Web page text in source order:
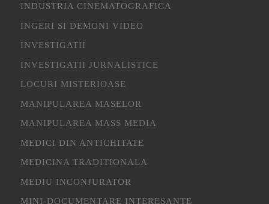
INDUSTRIA CINEMATOGRAFICA
INGERI SI DEMONI VIDEO
INVESTIGATII
INVESTIGATII JURNALISTICE
LOCURI MISTERIOASE
MANIPULAREA MASELOR
MANIPULAREA MASS MEDIA
MEDICI DIN ANTICHITATE
MEDICINA TRADITIONALA
MEDIU INCONJURATOR
MINI-DOCUMENTARE INTERESANTE